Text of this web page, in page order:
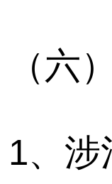
（六
1、 涉